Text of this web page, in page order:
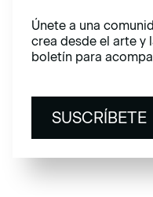
Únete a una
crea desde el arte y
boletín para
SUSCRÍBETE
SUSCRÍBETE